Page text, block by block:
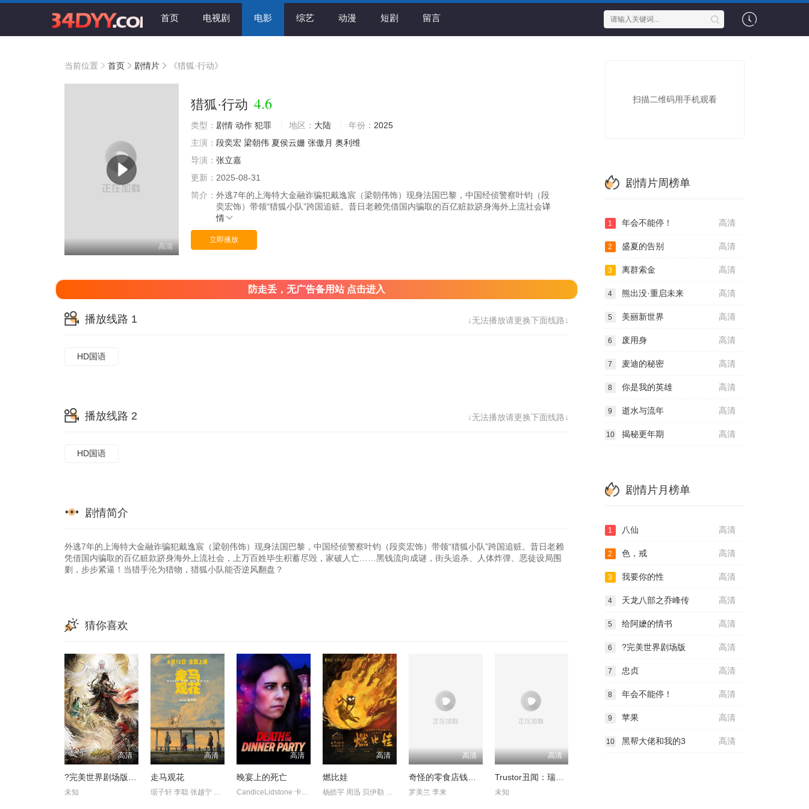
首页 电视剧 电影 综艺 动漫 短剧 留言
当前位置 首页 剧情片 《猎狐·行动》
高清
猎狐·行动 4.6
类型： 剧情 动作 犯罪 地区： 大陆 年份： 2025
主演： 段奕宏 梁朝伟 夏侯云姗 张傲月 奥利维
导演： 张立嘉
更新： 2025-08-31
简介： 外逃7年的上海特大金融诈骗犯戴逸宸（梁朝伟饰）现身法国巴黎，中国经侦警察叶钧（段
奕宏饰）带领“猎狐小队”跨国追赃。昔日老赖凭借国内骗取的百亿赃款跻身海外上流社会详
情
立即播放
防走丢，无广告备用站 点击进入
↓无法播放请更换下面线路↓
播放线路 1
HD国语
↓无法播放请更换下面线路↓
播放线路 2
HD国语
剧情简介
外逃7年的上海特大金融诈骗犯戴逸宸（梁朝伟饰）现身法国巴黎，中国经侦警察叶钧（段奕宏饰）带领“猎狐小队”跨国追赃。昔日老赖
凭借国内骗取的百亿赃款跻身海外上流社会，上万百姓毕生积蓄尽毁，家破人亡……黑钱流向成谜，街头追杀、人体炸弹、恶徒设局围
剿，步步紧逼！当猎手沦为猎物，猎狐小队能否逆风翻盘？
猜你喜欢
高清
?完美世界剧场版九劫焚天?
未知
高清
走马观花
琚子轩 李聪 张越宁 高深
高清
晚宴上的死亡
CandiceLidstone 卡梅伦·布罗德 马克·戴 EdenBroda BryceWynte
高清
燃比娃
杨皓宇 周迅 贝伊勒 康春雷
高清
奇怪的零食店钱天堂
罗美兰 李来
高清
Trustor丑闻：瑞典金融案内幕
未知
扫描二维码用手机观看
剧情片周榜单
高清
1 年会不能停！
高清
2 盛夏的告别
高清
3 离群索金
高清
4 熊出没·重启未来
高清
5 美丽新世界
高清
6 废用身
高清
7 麦迪的秘密
高清
8 你是我的英雄
高清
9 逝水与流年
高清
10 揭秘更年期
剧情片月榜单
高清
1 八仙
高清
2 色，戒
高清
3 我要你的性
高清
4 天龙八部之乔峰传
高清
5 给阿嬷的情书
高清
6 ?完美世界剧场版
高清
7 忠贞
高清
8 年会不能停！
高清
9 苹果
高清
10 黑帮大佬和我的3